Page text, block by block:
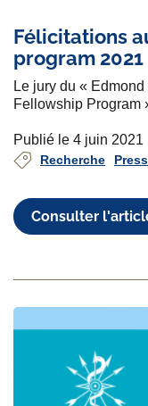
Félicitations
program 2021
Le jury du «
Fellowship Program
Publié le 4 juin 2021
Recherche
Consulter